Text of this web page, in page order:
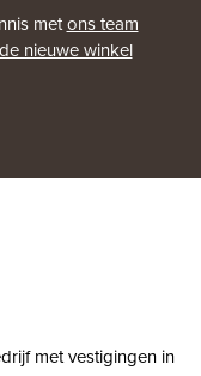
metons team
de nieuwe winkel
met vestigingen in